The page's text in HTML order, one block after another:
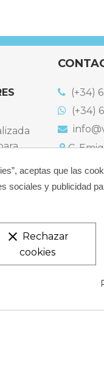
(+34)
(+34)
C.
España
Términos y condiciones
aceptas que las
sociales y publicidad
clear Rechazar
cookies